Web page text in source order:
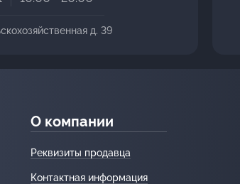
д. 39
О компании
Реквизиты продавца
Контактная информация